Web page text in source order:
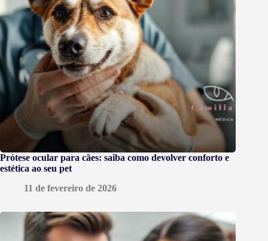
Prótese ocular para cães: saiba como devolver conforto e
estética ao seu pet
11 de fevereiro de 2026